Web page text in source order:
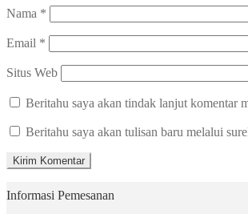
Nama *
Email *
Situs Web
Beritahu saya akan tindak lanjut komentar
Beritahu saya akan tulisan baru melalui
Informasi Pemesanan